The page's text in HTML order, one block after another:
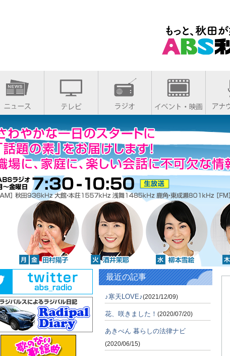
最近の記事
♪寒天LOVE♪(2021/12/09)
花、咲きました！ (2020/07/20)
あきべん 暮らしの法律ナビ
(2020/06/15)